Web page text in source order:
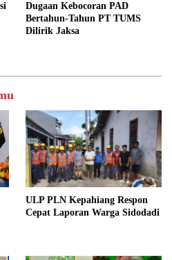
Dugaan Kebocoran PAD
Bertahun-Tahun PT TUMS
Dilirik Jaksa
ULP PLN Kepahiang Respon
Cepat Laporan Warga Sidodadi